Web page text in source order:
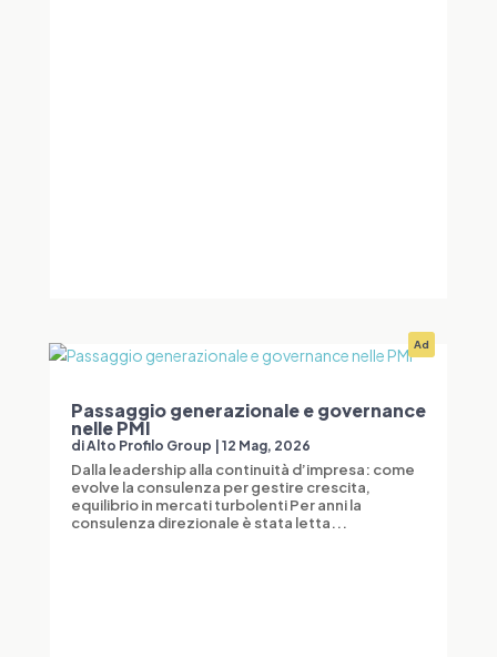
Ad
Passaggio generazionale e governance
nelle PMI
diAlto Profilo Group 12 Mag, 2026
Dalla leadership alla continuità d’impresa: come
evolve la consulenza per gestire crescita,
equilibrio in mercati turbolenti Per anni la
consulenza direzionale è stata letta...